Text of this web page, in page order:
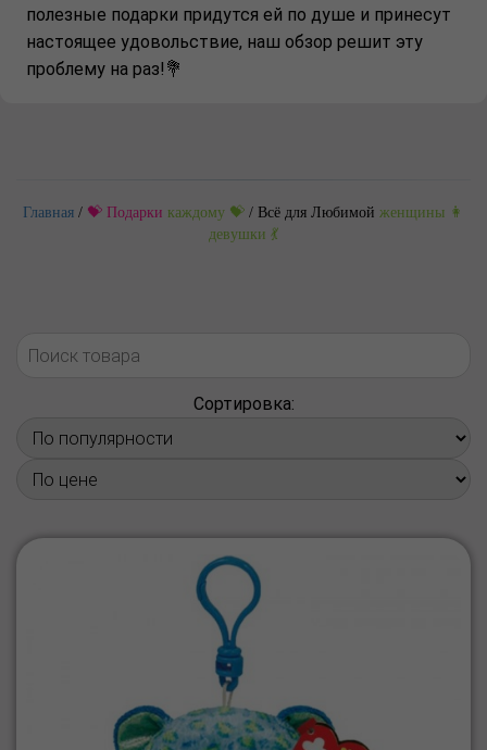
полезные подарки придутся ей по душе и принесут
настоящее удовольствие, наш обзор решит эту
проблему на раз!💐
Главная / 💝 Подарки каждому 💝 / Всё для Любимой женщины 👩
девушки 💃
Сортировка: